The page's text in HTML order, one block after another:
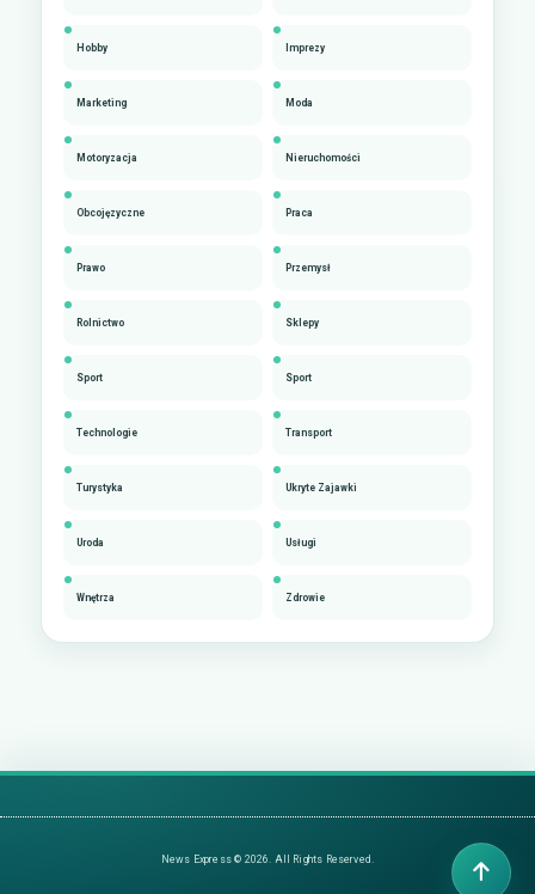
Hobby Imprezy
Marketing Moda
Motoryzacja Nieruchomości
Obcojęzyczne Praca
Prawo Przemysł
Rolnictwo Sklepy
Sport Sport
Technologie Transport
Turystyka Ukryte Zajawki
Uroda Usługi
Wnętrza Zdrowie
News Express © 2026. All Rights Reserved.